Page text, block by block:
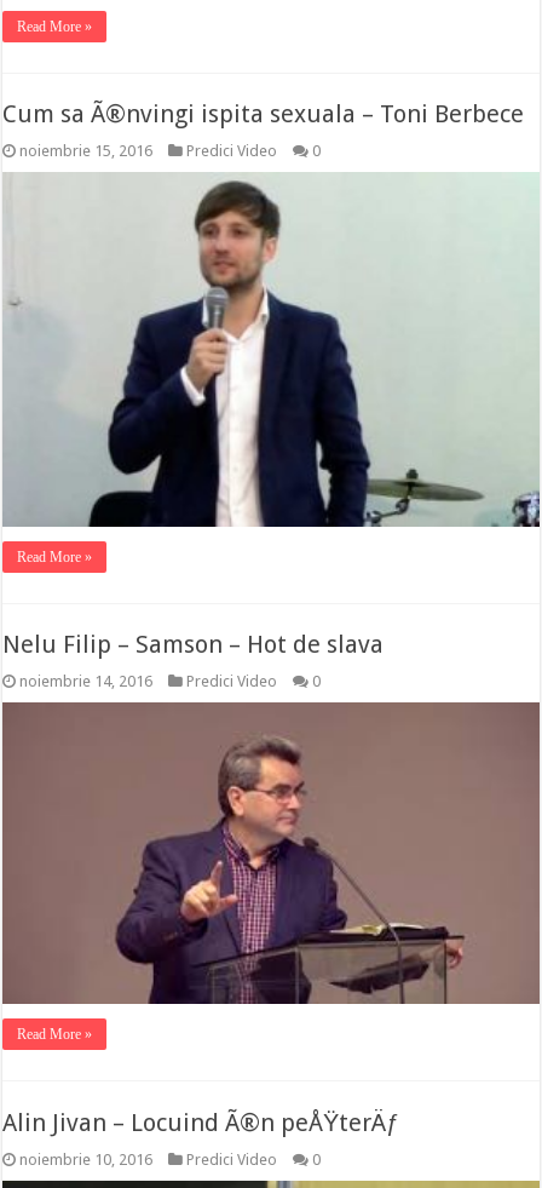
Read More »
Cum sa Ã®nvingi ispita sexuala – Toni Berbece
noiembrie 15, 2016 Predici Video 0
Read More »
Nelu Filip – Samson – Hot de slava
noiembrie 14, 2016 Predici Video 0
Read More »
Alin Jivan – Locuind Ã®n peÅŸterÄƒ
noiembrie 10, 2016 Predici Video 0